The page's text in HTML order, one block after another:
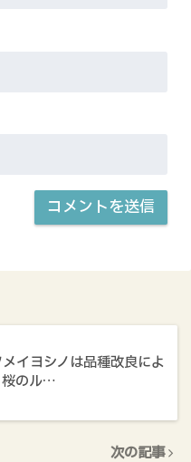
メイヨシノは品種改良によ
桜のル…
次の記事